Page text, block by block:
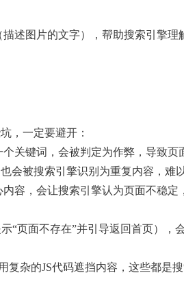
述图片的文字），帮助搜索引擎理
，一定要避开：
关键词，会被判定为作弊，导致页
会被搜索引擎识别为重复内容，难
容，会让搜索引擎认为页面不稳定
“页面不存在”并引导返回首页），
杂的JS代码遮挡内容，这些都是